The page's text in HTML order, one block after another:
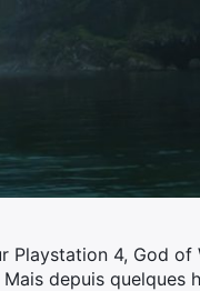
Playstation 4, God of
depuis quelques